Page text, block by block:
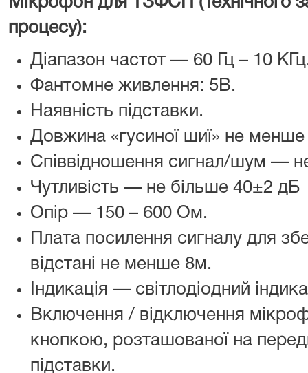
процесу):
Діапазон частот — 60 Гц – 10
Фантомне живлення: 5В.
Наявність підставки.
Довжина «гусиної шиї» не
Співвідношення сигнал/шум —
Чутливість — не більше 40±2 дБ
Опір — 150 – 600 Ом.
Плата посилення сигналу для
відстані не менше 8м.
Індикація — світлодіодний
Включення / відключення
кнопкою, розташованої на
підставки.